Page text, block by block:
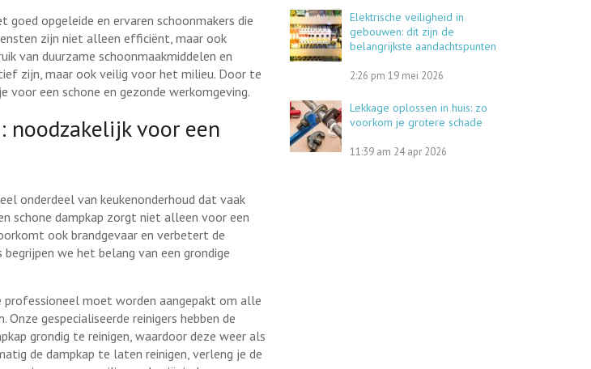
goed opgeleide en ervaren schoonmakers die
zijn niet alleen efficiënt, maar ook
van duurzame schoonmaakmiddelen en
zijn, maar ook veilig voor het milieu. Door te
voor een schone en gezonde werkomgeving.
noodzakelijk voor een
onderdeel van keukenonderhoud dat vaak
schone dampkap zorgt niet alleen voor een
ook brandgevaar en verbetert de
we het belang van een grondige
professioneel moet worden aangepakt om alle
gespecialiseerde reinigers hebben de
grondig te reinigen, waardoor deze weer als
de dampkap te laten reinigen, verleng je de
Elektrische veiligheid in
gebouwen: dit zijn de
belangrijkste aandachtspunten
2:26 pm 19 mei 2026
Lekkage oplossen in huis: zo
voorkom je grotere schade
11:39 am 24 apr 2026